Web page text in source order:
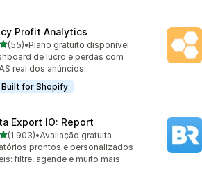
Profit Analytics
5 estrelas
(55) ao todo
•Plano gratuito disponível
de lucro e perdas com
real dos anúncios
Built for Shopify
Export IO: Report
5 estrelas
(1.903)
avaliações ao todo
•Avaliação gratuita
prontos e personalizados
filtre, agende e muito mais.